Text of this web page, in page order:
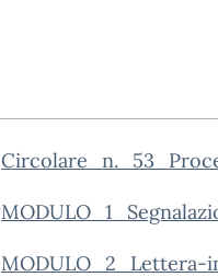
MODULO_2_Lettera-